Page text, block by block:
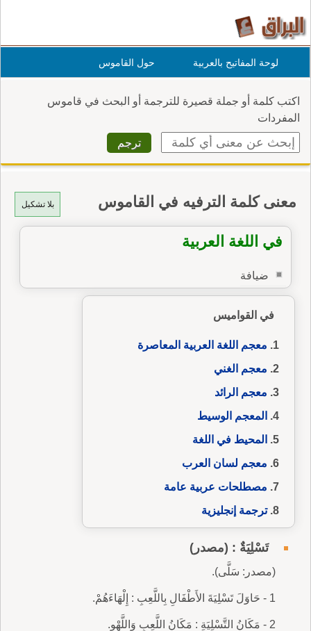
لوحة المفاتيح بالعربية حول القاموس
اكتب كلمة أو جملة قصيرة للترجمة أو البحث في قاموس
المفردات
بلا تشكيل معنى كلمة الترفيه في القاموس
في اللغة العربية
ضيافة
في القواميس
معجم اللغة العربية المعاصرة
معجم الغني
معجم الرائد
المعجم الوسيط
المحيط في اللغة
معجم لسان العرب
مصطلحات عربية عامة
ترجمة إنجليزية
تَسْلِيَةٌ : (مصدر)
(مصدر: سَلَّى).
1 - حَاوَلَ تَسْلِيَةَ الأَطْفَالِ بِاللَّعِبِ : إِلْهَاءَهُمْ.
2 - مَكَانُ التَّسْلِيَةِ : مَكَانُ اللَّعِبِ وَاللَّهْوِ.